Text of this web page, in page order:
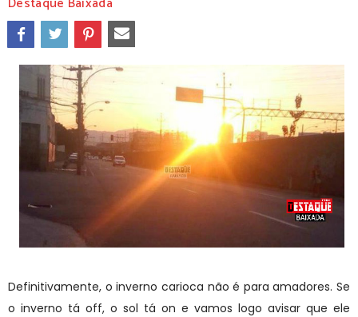
Definitivamente, o inverno carioca não é para amadores. Se
o inverno tá off, o sol tá on e vamos logo avisar que ele